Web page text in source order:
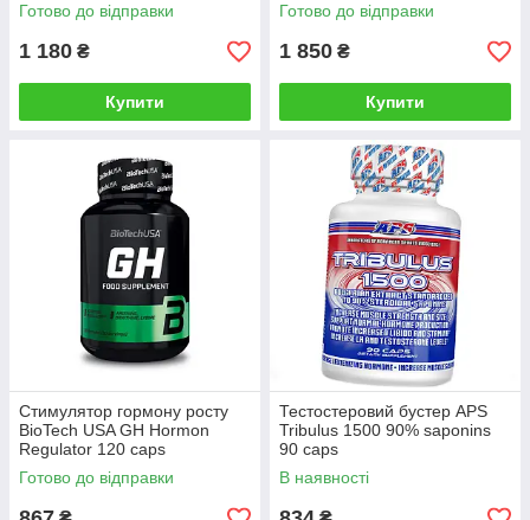
Готово до відправки
1 180 ₴
Купити
Готово до відправки
1 850 ₴
Купити
Стимулятор гормону росту
BioTech USA GH Hormon
Regulator 120 caps
Готово до відправки
Тестостеровий бустер APS
Tribulus 1500 90% saponins
90 caps
В наявності